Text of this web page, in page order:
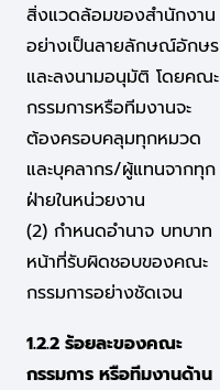
สิ่งแวดล้อมของสำนักงาน
อย่างเป็นลายลักษณ์อักษร
และลงนามอนุมัติ โดยคณะ
กรรมการหรือทีมงานจะ
ต้องครอบคลุมทุกหมวด
และบุคลากร/ผู้แทนจากทุก
ฝ่ายในหน่วยงาน
(2) กำหนดอำนาจ บทบาท
หน้าที่รับผิดชอบของคณะ
กรรมการอย่างชัดเจน
1.2.2 ร้อยละของคณะ
กรรมการ หรือทีมงานด้าน